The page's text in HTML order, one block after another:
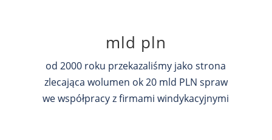
mld pln
od 2000 roku przekazaliśmy jako strona
zlecająca wolumen ok 20 mld PLN spraw
we współpracy z firmami windykacyjnymi